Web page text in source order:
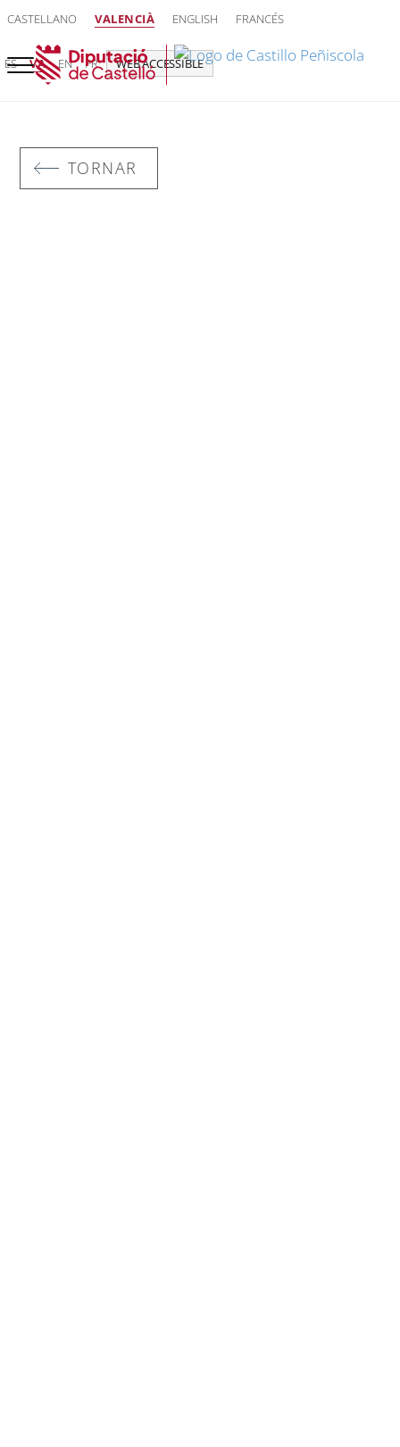
CASTELLANO VALENCIÀ ENGLISH FRANCÉS
ES VA EN FR WEB ACCESSIBLE
TORNAR